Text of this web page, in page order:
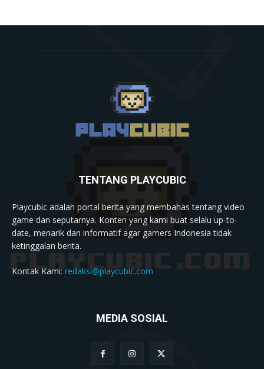
TENTANG PLAYCUBIC
Playcubic adalah portal berita yang membahas tentang video
game dan seputarnya. Konten yang kami buat selalu up-to-
date, menarik dan informatif agar gamers Indonesia tidak
ketinggalan berita.
Kontak Kami:redaksi@playcubic.com
MEDIA SOSIAL